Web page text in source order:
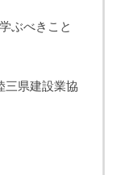
ぶべきこと
三県建設業協